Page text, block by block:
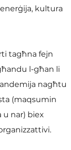
kultura
tagħna fejn
l-għan li
nagħtu
(maqsumin
u nar) biex